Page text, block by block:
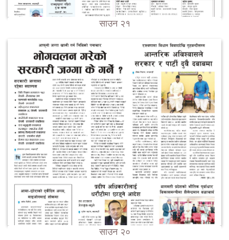
साउन २१
साउन २०